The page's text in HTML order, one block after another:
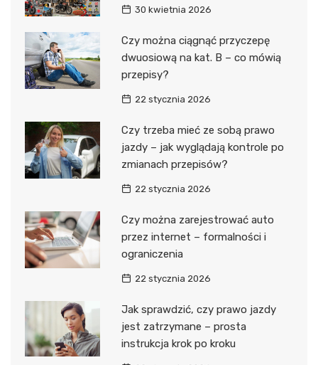
30 kwietnia 2026
Czy można ciągnąć przyczepę
dwuosiową na kat. B – co mówią
przepisy?
22 stycznia 2026
Czy trzeba mieć ze sobą prawo
jazdy – jak wyglądają kontrole po
zmianach przepisów?
22 stycznia 2026
Czy można zarejestrować auto
przez internet – formalności i
ograniczenia
22 stycznia 2026
Jak sprawdzić, czy prawo jazdy
jest zatrzymane – prosta
instrukcja krok po kroku